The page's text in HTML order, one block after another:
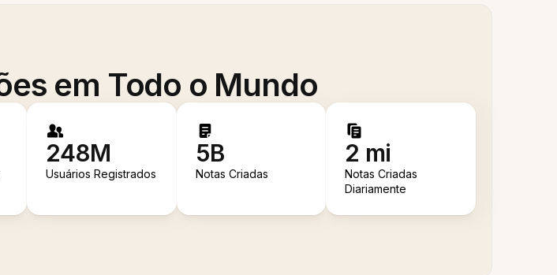
em Todo o Mundo
248M
Usuários Registrados
5B
Notas Criadas
2 mi
Notas Criadas
Diariamente